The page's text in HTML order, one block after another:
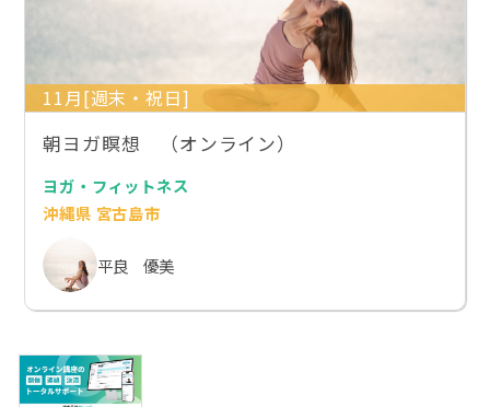
11月[週末・祝日]
朝ヨガ瞑想 （オンライン）
ヨガ・フィットネス
沖縄県 宮古島市
平良 優美